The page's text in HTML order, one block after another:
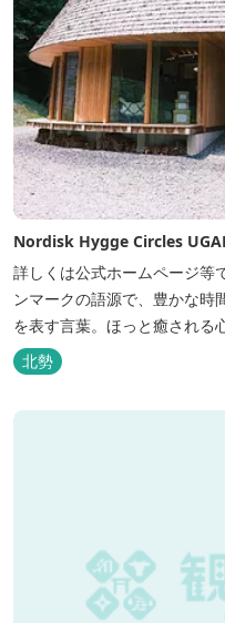
Nordisk Hygge Circles
詳しくは公式ホームページ等でご確認く
ンマークの語源で、豊かな時
を表す言葉。ほっと癒される
て得られる幸福感のことです
「Nordisk（ノルディスク）
北勢